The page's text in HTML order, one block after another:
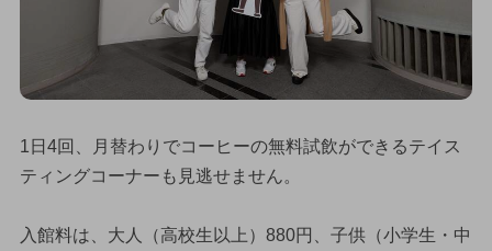
1日4回、月替わりでコーヒーの無料試飲ができるテイス
ティングコーナーも見逃せません。
入館料は、大人（高校生以上）880円、子供（小学生・中